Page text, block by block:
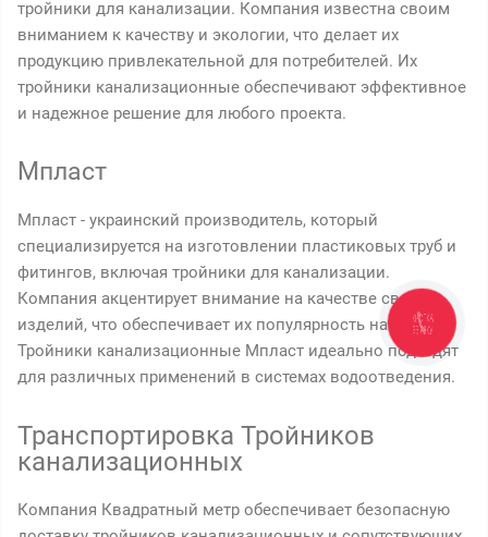
тройники для канализации. Компания известна своим
вниманием к качеству и экологии, что делает их
продукцию привлекательной для потребителей. Их
тройники канализационные обеспечивают эффективное
и надежное решение для любого проекта.
Мпласт
Мпласт - украинский производитель, который
специализируется на изготовлении пластиковых труб и
фитингов, включая тройники для канализации.
Компания акцентирует внимание на качестве своих
изделий, что обеспечивает их популярность на рынке.
Тройники канализационные Мпласт идеально подходят
для различных применений в системах водоотведения.
Транспортировка Тройников
канализационных
Компания Квадратный метр обеспечивает безопасную